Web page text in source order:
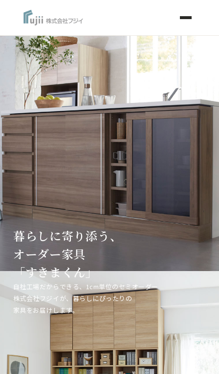
暮らしに寄り添う、
オーダー家具
「すきまくん」
自社工場だからできる、1cm単位のセミオーダー
株式会社フジイが、暮らしにぴったりの
家具をお届けします。
暮らしに寄り添う、
オーダー家具
「すきまくん」
自社工場だからできる、1cm単位のセミオーダー
株式会社フジイが、暮らしにぴったりの
家具をお届けします。
暮らしに寄り添う、
オーダー家具
「すきまくん」
自社工場だからできる、1cm単位のセミオーダー
株式会社フジイが、暮らしにぴったりの
家具をお届けします。